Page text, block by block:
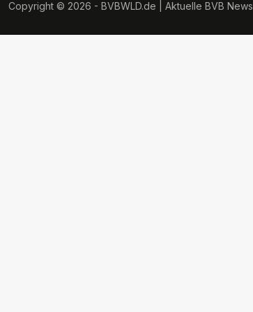
Copyright © 2026 - BVBWLD.de | Aktuelle BVB News